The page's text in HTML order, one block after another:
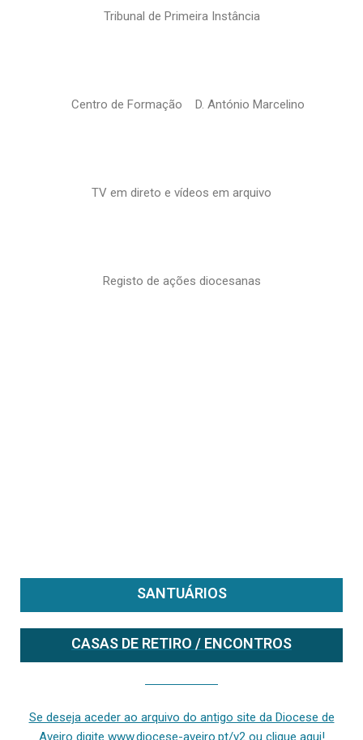
Tribunal de Primeira Instância
Centro de Formação D. António Marcelino
TV em direto e vídeos em arquivo
Registo de ações diocesanas
SANTUÁRIOS
CASAS DE RETIRO / ENCONTROS
Se deseja aceder ao arquivo do antigo site da Diocese de
Aveiro digite www.diocese-aveiro.pt/v2 ou clique aqui!